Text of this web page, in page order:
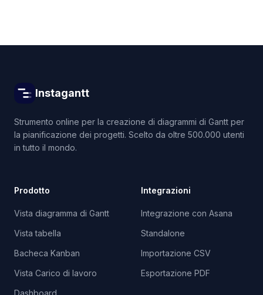
Instagantt
Strumento online per la creazione di diagrammi di Gantt per
la pianificazione dei progetti. Scelto da oltre 500.000 utenti
in tutto il mondo.
Prodotto
Vista diagramma di Gantt
Vista tabella
Bacheca Kanban
Vista Carico di lavoro
Dashboard
Integrazioni
Integrazione con Asana
Standalone
Importazione CSV
Esportazione PDF